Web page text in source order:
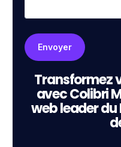
Transformez
avec Colibri
web leader